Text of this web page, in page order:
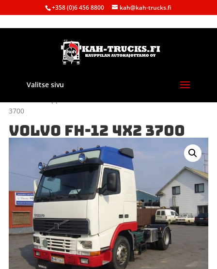
+358 (0)6 456 8800 kah@kah-trucks.fi
Valitse sivu
3700
VOLVO FH-12 4X2 3700